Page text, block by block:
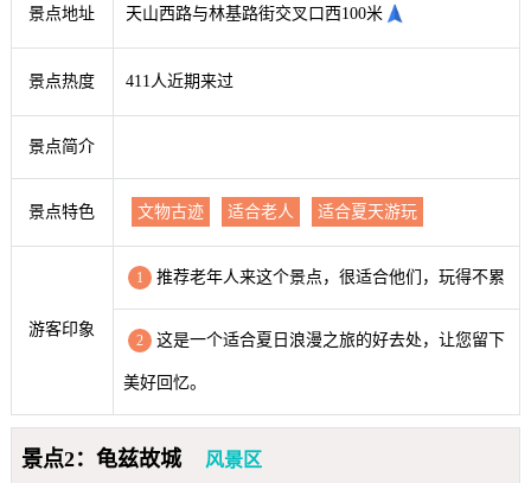
景点地址 天山西路与林基路街交叉口西100米
景点热度 411人近期来过
景点简介
景点特色 文物古迹 适合老人 适合夏天游玩
游客印象
1 推荐老年人来这个景点，很适合他们，玩得不累
2 这是一个适合夏日浪漫之旅的好去处，让您留下
美好回忆。
景点2：龟兹故城 风景区